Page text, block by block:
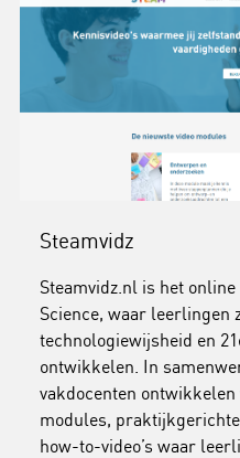
Steamvidz
Steamvidz.nl is het
Science, waar leerlingen
technologiewijsheid en
ontwikkelen. In
vakdocenten
modules,
how-to-video’s waar